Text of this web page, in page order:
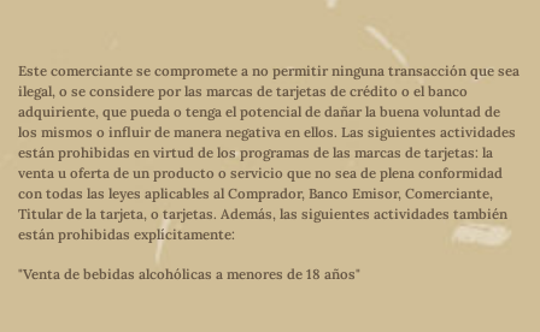
Este comerciante se compromete a no permitir ninguna transacción que sea
ilegal, o se considere por las marcas de tarjetas de crédito o el banco
adquiriente, que pueda o tenga el potencial de dañar la buena voluntad de
los mismos o influir de manera negativa en ellos. Las siguientes actividades
están prohibidas en virtud de los programas de las marcas de tarjetas: la
venta u oferta de un producto o servicio que no sea de plena conformidad
con todas las leyes aplicables al Comprador, Banco Emisor, Comerciante,
Titular de la tarjeta, o tarjetas. Además, las siguientes actividades también
están prohibidas explícitamente:
"Venta de bebidas alcohólicas a menores de 18 años"